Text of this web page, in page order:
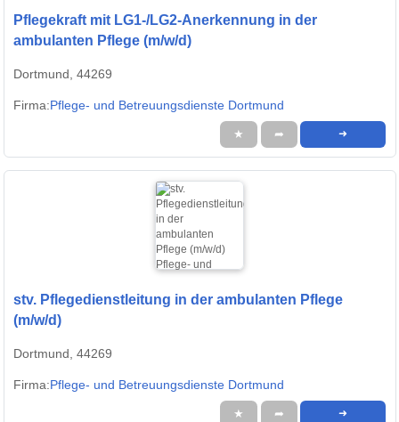
Pflegekraft mit LG1-/LG2-Anerkennung in der
ambulanten Pflege (m/w/d)
Dortmund, 44269
Firma:Pflege- und Betreuungsdienste Dortmund
★ ➦ ➜
stv. Pflegedienstleitung in der ambulanten Pflege
(m/w/d)
Dortmund, 44269
Firma:Pflege- und Betreuungsdienste Dortmund
★ ➦ ➜